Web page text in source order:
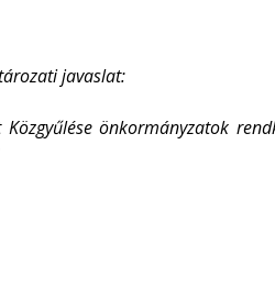
javaslat:
önkormányzatok